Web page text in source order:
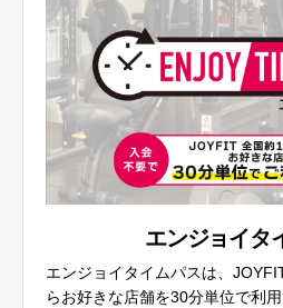
エンジョイタ
エンジョイタイムパスは、
らお好きな店舗を30分単位で利